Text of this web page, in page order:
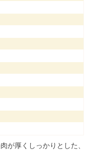
が厚くしっかりとした、